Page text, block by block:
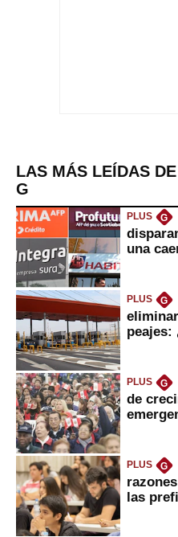
LAS MÁS LEÍDAS
G
PLUS G
una
PLUS G
peajes:
PLUS G
de
PLUS G
las